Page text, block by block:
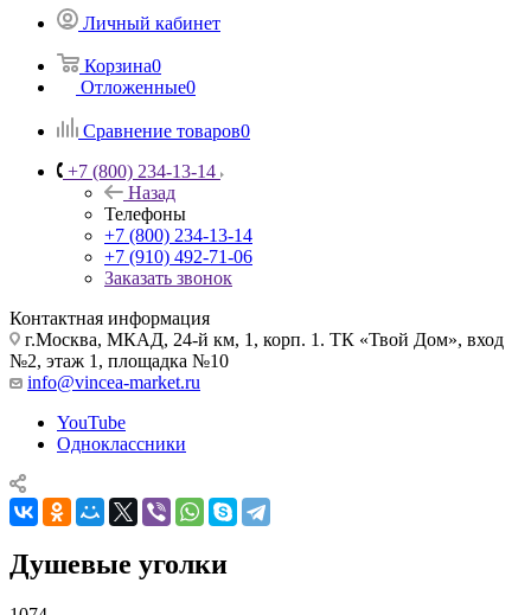
Личный кабинет
Корзина0
Отложенные0
Сравнение товаров0
+7 (800) 234-13-14
Назад
Телефоны
+7 (800) 234-13-14
+7 (910) 492-71-06
Заказать звонок
Контактная информация
г.Москва, МКАД, 24-й км, 1, корп. 1. ТК «Твой Дом», вход
№2, этаж 1, площадка №10
info@vincea-market.ru
YouTube
Одноклассники
Душевые уголки